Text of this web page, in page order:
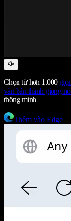
Chọn từ hơn 1.000
văn bản thành giọng
thông minh
Thêm vào Edge